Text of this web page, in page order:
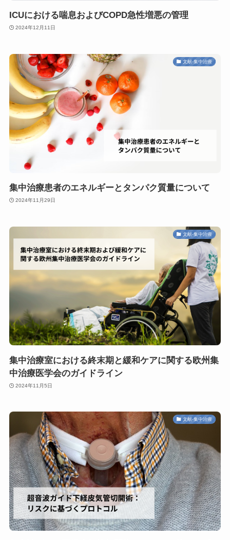
ICUにおける喘息およびCOPD急性増悪の管理
2024年12月11日
文献-集中治療
集中治療患者のエネルギーとタンパク質量について
2024年11月29日
文献-集中治療
集中治療室における終末期と緩和ケアに関する欧州集
中治療医学会のガイドライン
2024年11月5日
文献-集中治療